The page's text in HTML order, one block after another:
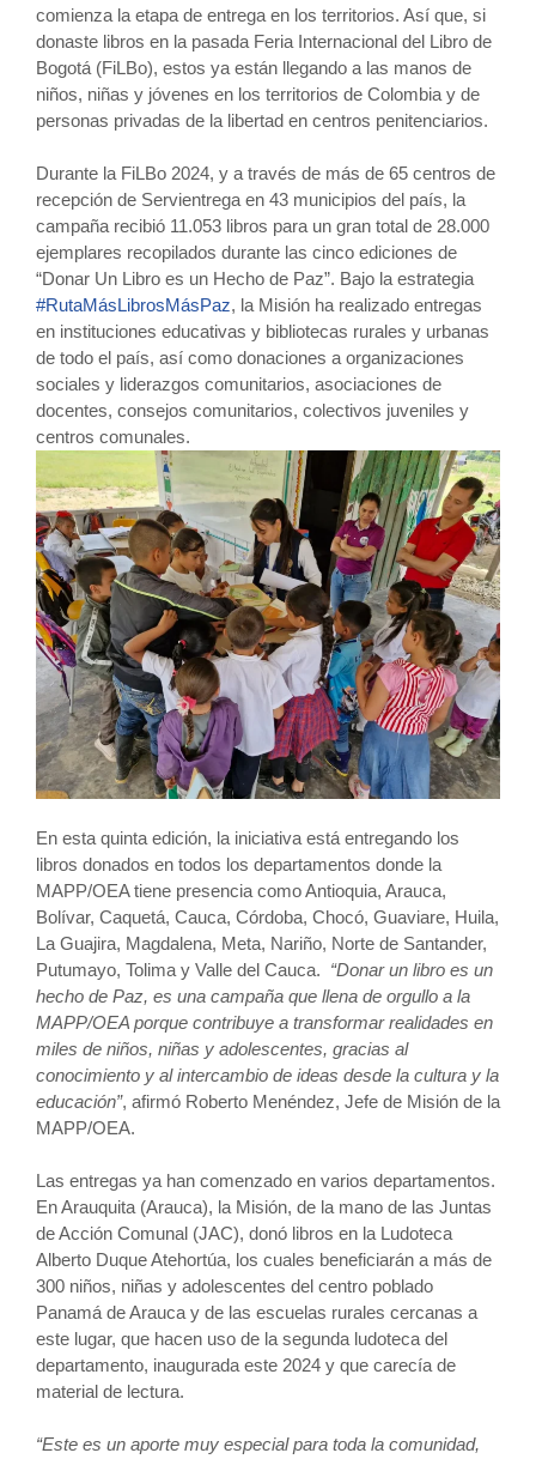
comienza la etapa de entrega en los territorios. Así que, si
donaste libros en la pasada Feria Internacional del Libro de
Bogotá (FiLBo), estos ya están llegando a las manos de
niños, niñas y jóvenes en los territorios de Colombia y de
personas privadas de la libertad en centros penitenciarios.
Durante la FiLBo 2024, y a través de más de 65 centros de
recepción de Servientrega en 43 municipios del país, la
campaña recibió 11.053 libros para un gran total de 28.000
ejemplares recopilados durante las cinco ediciones de
“Donar Un Libro es un Hecho de Paz”. Bajo la estrategia
#RutaMásLibrosMásPaz, la Misión ha realizado entregas
en instituciones educativas y bibliotecas rurales y urbanas
de todo el país, así como donaciones a organizaciones
sociales y liderazgos comunitarios, asociaciones de
docentes, consejos comunitarios, colectivos juveniles y
centros comunales.
En esta quinta edición, la iniciativa está entregando los
libros donados en todos los departamentos donde la
MAPP/OEA tiene presencia como Antioquia, Arauca,
Bolívar, Caquetá, Cauca, Córdoba, Chocó, Guaviare, Huila,
La Guajira, Magdalena, Meta, Nariño, Norte de Santander,
Putumayo, Tolima y Valle del Cauca. “Donar un libro es un
hecho de Paz, es una campaña que llena de orgullo a la
MAPP/OEA porque contribuye a transformar realidades en
miles de niños, niñas y adolescentes, gracias al
conocimiento y al intercambio de ideas desde la cultura y la
educación”, afirmó Roberto Menéndez, Jefe de Misión de la
MAPP/OEA.
Las entregas ya han comenzado en varios departamentos.
En Arauquita (Arauca), la Misión, de la mano de las Juntas
de Acción Comunal (JAC), donó libros en la Ludoteca
Alberto Duque Atehortúa, los cuales beneficiarán a más de
300 niños, niñas y adolescentes del centro poblado
Panamá de Arauca y de las escuelas rurales cercanas a
este lugar, que hacen uso de la segunda ludoteca del
departamento, inaugurada este 2024 y que carecía de
material de lectura.
“Este es un aporte muy especial para toda la comunidad,